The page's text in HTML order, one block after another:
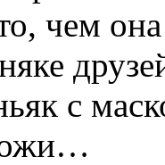
чем
с